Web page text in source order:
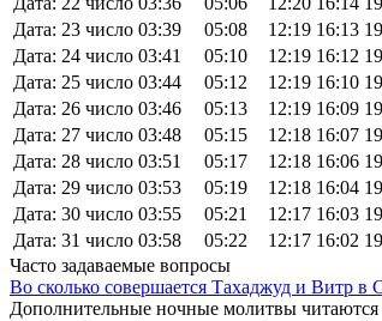
Дата: 23 число 03:39 05:08 12:19 16:13
Дата: 24 число 03:41 05:10 12:19 16:12
Дата: 25 число 03:44 05:12 12:19 16:10
Дата: 26 число 03:46 05:13 12:19 16:09
Дата: 27 число 03:48 05:15 12:18 16:07
Дата: 28 число 03:51 05:17 12:18 16:06
Дата: 29 число 03:53 05:19 12:18 16:04
Дата: 30 число 03:55 05:21 12:17 16:03
Дата: 31 число 03:58 05:22 12:17 16:02
Часто задаваемые вопросы
Во сколько совершается Тахаджуд и Витр в
Дополнительные ночные молитвы